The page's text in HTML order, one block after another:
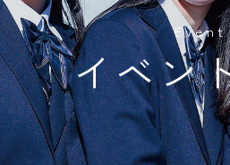
Event
イベン